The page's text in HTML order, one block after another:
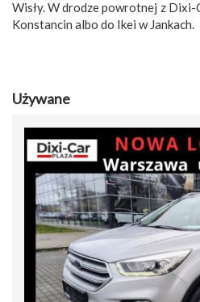
Wisły. W drodze powrotnej z
Konstancin albo do Ikei w Jankach.
Używane